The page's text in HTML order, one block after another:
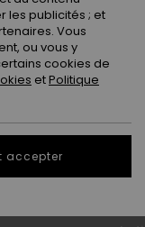
10 12
le Guide des tailles
les publicités ; et
Vous
ou vous y
cookies de
etPolitique
accepter